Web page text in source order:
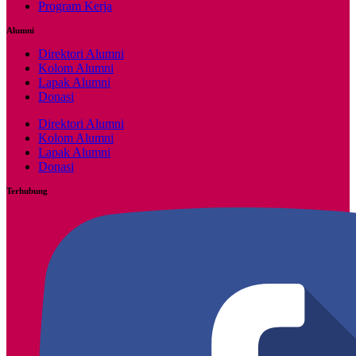
Program Kerja
Alumni
Direktori Alumni
Kolom Alumni
Lapak Alumni
Donasi
Direktori Alumni
Kolom Alumni
Lapak Alumni
Donasi
Terhubung